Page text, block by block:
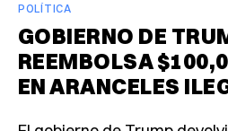
POLÍTICA
GOBIERNO DE
REEMBOLSA
EN ARANCELES